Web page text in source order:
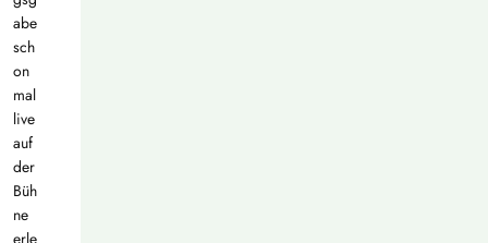
abe
sch
on
mal
live
auf
der
Büh
ne
erle